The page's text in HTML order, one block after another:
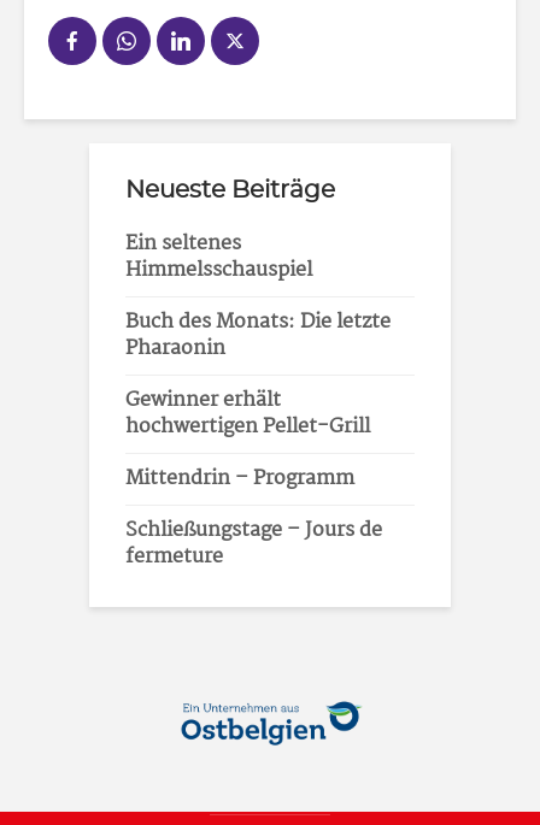
Neueste Beiträge
Ein seltenes
Himmelsschauspiel
Buch des Monats: Die letzte
Pharaonin
Gewinner erhält
hochwertigen Pellet-Grill
Mittendrin – Programm
Schließungstage – Jours de
fermeture